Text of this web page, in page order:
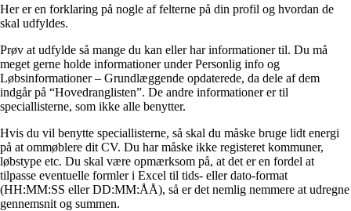
Her er en forklaring på nogle af felterne på din profil og hvordan de
skal udfyldes.
Prøv at udfylde så mange du kan eller har informationer til. Du må
meget gerne holde informationer under Personlig info og
Løbsinformationer – Grundlæggende opdaterede, da dele af dem
indgår på “Hovedranglisten”. De andre informationer er til
speciallisterne, som ikke alle benytter.
Hvis du vil benytte speciallisterne, så skal du måske bruge lidt energi
på at ommøblere dit CV. Du har måske ikke registeret kommuner,
løbstype etc. Du skal være opmærksom på, at det er en fordel at
tilpasse eventuelle formler i Excel til tids- eller dato-format
(HH:MM:SS eller DD:MM:ÅÅ), så er det nemlig nemmere at udregne
gennemsnit og summen.